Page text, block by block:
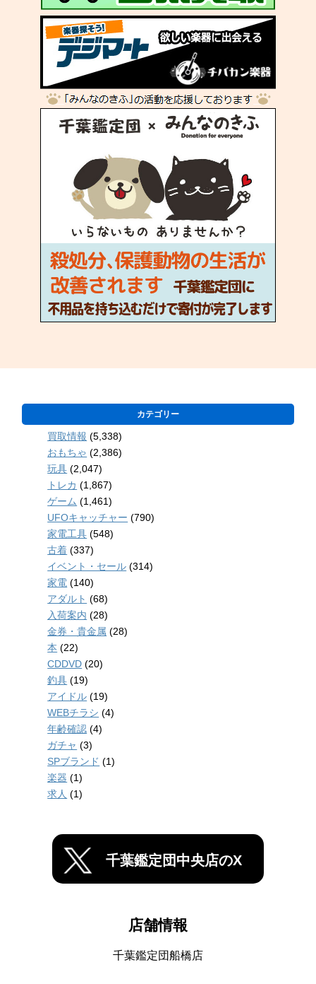
カテゴリー
買取情報 (5,338)
おもちゃ (2,386)
玩具 (2,047)
トレカ (1,867)
ゲーム (1,461)
UFOキャッチャー (790)
家電工具 (548)
古着 (337)
イベント・セール (314)
家電 (140)
アダルト (68)
入荷案内 (28)
金券・貴金属 (28)
本 (22)
CDDVD (20)
釣具 (19)
アイドル (19)
WEBチラシ (4)
年齢確認 (4)
ガチャ (3)
SPブランド (1)
楽器 (1)
求人 (1)
千葉鑑定団中央店のX
店舗情報
千葉鑑定団船橋店